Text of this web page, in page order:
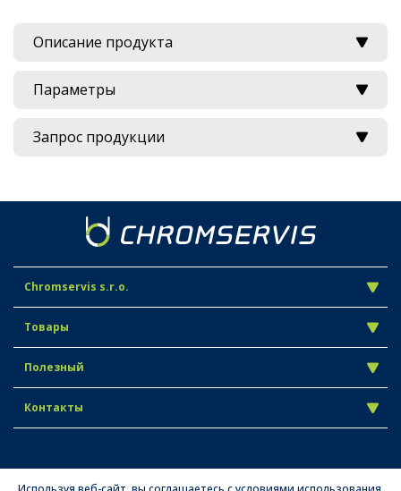
Описание продукта
Параметры
Запрос продукции
Chromservis s.r.o.
Товары
Полезный
Контакты